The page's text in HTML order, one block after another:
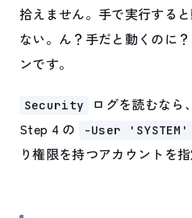
拾えません。手で実行する
ない。ん？手だと動くのに
ンです。
Security
ログを読むなら
Step 4 の
-User 'SYSTEM'
り権限を持つアカウントを指